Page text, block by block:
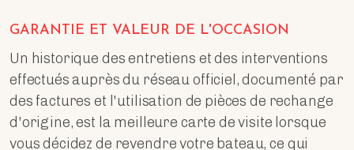
GARANTIE ET VALEUR DE L'OCCASION
Un historique des entretiens et des interventions
effectués auprès du réseau officiel, documenté par
des factures et l'utilisation de pièces de rechange
d'origine, est la meilleure carte de visite lorsque
vous décidez de revendre votre bateau, ce qui